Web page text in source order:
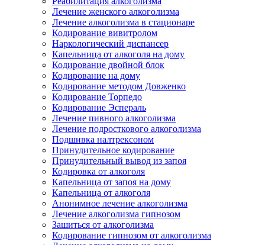
Лечение женского алкоголизма
Лечение алкоголизма в стационаре
Кодирование вивитролом
Наркологический диспансер
Капельница от алкоголя на дому
Кодирование двойной блок
Кодирование на дому
Кодирование методом Довженко
Кодирование Торпедо
Кодирование Эспераль
Лечение пивного алкоголизма
Лечение подросткового алкоголизма
Подшивка налтрексоном
Принудительное кодирование
Принудительный вывод из запоя
Кодировка от алкоголя
Капельница от запоя на дому
Капельница от алкоголя
Анонимное лечение алкоголизма
Лечение алкоголизма гипнозом
Зашиться от алкоголизма
Кодирование гипнозом от алкоголизма